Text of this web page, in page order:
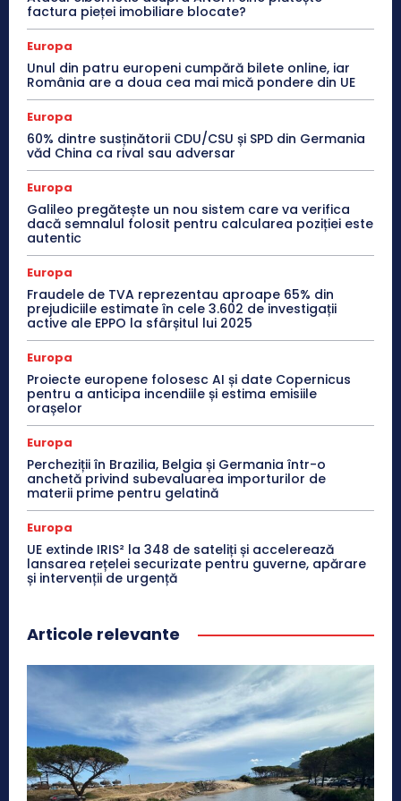
factura pieței imobiliare blocate?
Europa
Unul din patru europeni cumpără bilete online, iar
România are a doua cea mai mică pondere din UE
Europa
60% dintre susținătorii CDU/CSU și SPD din Germania
văd China ca rival sau adversar
Europa
Galileo pregătește un nou sistem care va verifica
dacă semnalul folosit pentru calcularea poziției este
autentic
Europa
Fraudele de TVA reprezentau aproape 65% din
prejudiciile estimate în cele 3.602 de investigații
active ale EPPO la sfârșitul lui 2025
Europa
Proiecte europene folosesc AI și date Copernicus
pentru a anticipa incendiile și estima emisiile
orașelor
Europa
Percheziții în Brazilia, Belgia și Germania într-o
anchetă privind subevaluarea importurilor de
materii prime pentru gelatină
Europa
UE extinde IRIS² la 348 de sateliți și accelerează
lansarea rețelei securizate pentru guverne, apărare
și intervenții de urgență
Articole relevante